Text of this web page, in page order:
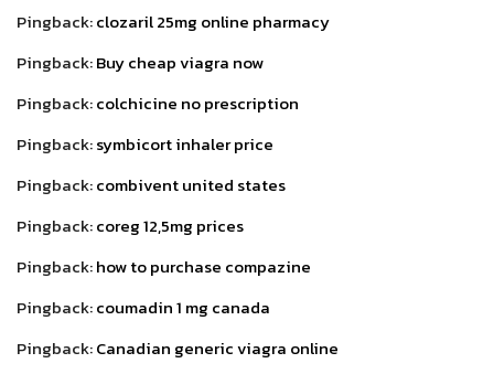
Pingback:clozaril 25mg online pharmacy
Pingback:Buy cheap viagra now
Pingback:colchicine no prescription
Pingback:symbicort inhaler price
Pingback:combivent united states
Pingback:coreg 12,5mg prices
Pingback:how to purchase compazine
Pingback:coumadin 1 mg canada
Pingback:Canadian generic viagra online